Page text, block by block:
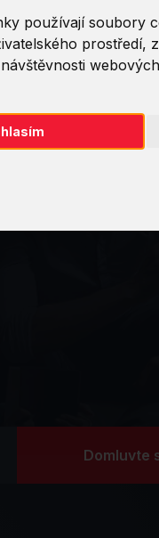
používají soubory
prostředí,
Domluvte